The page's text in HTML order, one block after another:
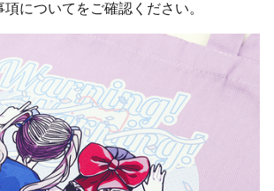
についてをご確認ください。